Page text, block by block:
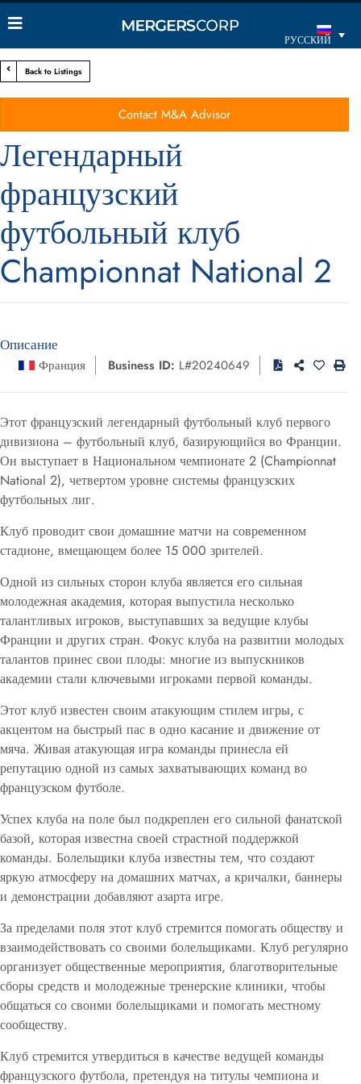
РУССКИЙ
Back to Listings
Contact M&A Advisor
Легендарный
французский
футбольный клуб
Championnat National 2
Описание
Франция Business ID: L#20240649
Этот французский легендарный футбольный клуб первого
дивизиона – футбольный клуб, базирующийся во Франции.
Он выступает в Национальном чемпионате 2 (Championnat
National 2), четвертом уровне системы французских
футбольных лиг.
Клуб проводит свои домашние матчи на современном
стадионе, вмещающем более 15 000 зрителей.
Одной из сильных сторон клуба является его сильная
молодежная академия, которая выпустила несколько
талантливых игроков, выступавших за ведущие клубы
Франции и других стран. Фокус клуба на развитии молодых
талантов принес свои плоды: многие из выпускников
академии стали ключевыми игроками первой команды.
Этот клуб известен своим атакующим стилем игры, с
акцентом на быстрый пас в одно касание и движение от
мяча. Живая атакующая игра команды принесла ей
репутацию одной из самых захватывающих команд во
французском футболе.
Успех клуба на поле был подкреплен его сильной фанатской
базой, которая известна своей страстной поддержкой
команды. Болельщики клуба известны тем, что создают
яркую атмосферу на домашних матчах, а кричалки, баннеры
и демонстрации добавляют азарта игре.
За пределами поля этот клуб стремится помогать обществу и
взаимодействовать со своими болельщиками. Клуб регулярно
организует общественные мероприятия, благотворительные
сборы средств и молодежные тренерские клиники, чтобы
общаться со своими болельщиками и помогать местному
сообществу.
Клуб стремится утвердиться в качестве ведущей команды
французского футбола, претендуя на титулы чемпиона и